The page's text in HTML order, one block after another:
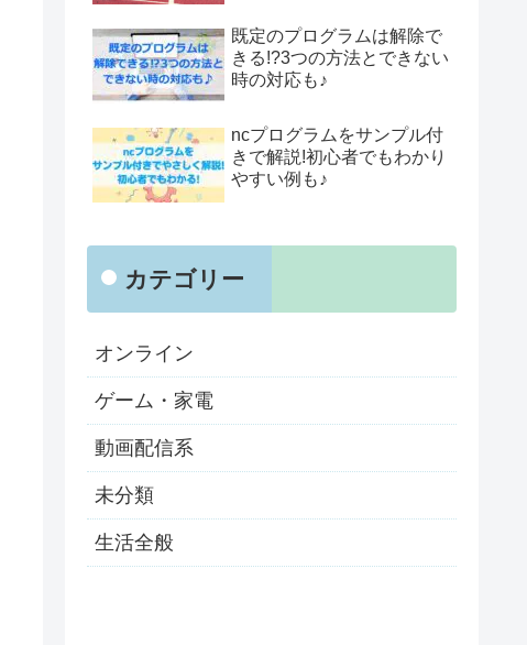
既定のプログラムは解除で
きる!?3つの方法とできない
時の対応も♪
ncプログラムをサンプル付
きで解説!初心者でもわかり
やすい例も♪
カテゴリー
オンライン
ゲーム・家電
動画配信系
未分類
生活全般